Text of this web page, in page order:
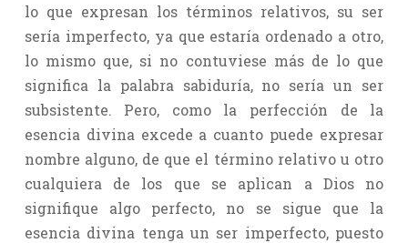
lo que expresan los términos relativos, su ser
sería imperfecto, ya que estaría ordenado a otro,
lo mismo que, si no contuviese más de lo que
significa la palabra sabiduría, no sería un ser
subsistente. Pero, como la perfección de la
esencia divina excede a cuanto puede expresar
nombre alguno, de que el término relativo u otro
cualquiera de los que se aplican a Dios no
signifique algo perfecto, no se sigue que la
esencia divina tenga un ser imperfecto, puesto